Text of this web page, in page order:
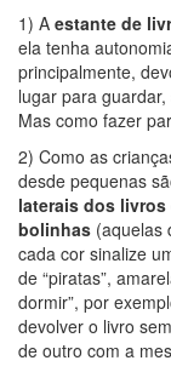
1) A estante de
ela tenha
principalmente,
lugar para
Mas como fazer
2) Como as
desde pequenas
laterais dos
bolinhas (aquelas
cada cor sinalize
de “piratas”,
dormir”, por
devolver o livro
de outro com a